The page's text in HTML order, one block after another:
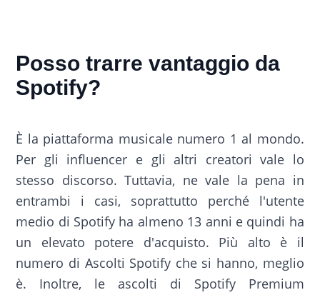
Posso trarre vantaggio da
Spotify?
È la piattaforma musicale numero 1 al mondo.
Per gli influencer e gli altri creatori vale lo
stesso discorso. Tuttavia, ne vale la pena in
entrambi i casi, soprattutto perché l'utente
medio di Spotify ha almeno 13 anni e quindi ha
un elevato potere d'acquisto. Più alto è il
numero di Ascolti Spotify che si hanno, meglio
è. Inoltre, le ascolti di Spotify Premium